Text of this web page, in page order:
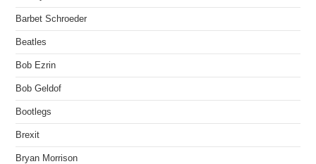
Barbet Schroeder
Beatles
Bob Ezrin
Bob Geldof
Bootlegs
Brexit
Bryan Morrison